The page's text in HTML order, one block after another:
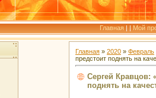
Главная | | Мой
Главная » 2020 » Февраль
предстоит поднять на
Сергей Кравцов:
поднять на